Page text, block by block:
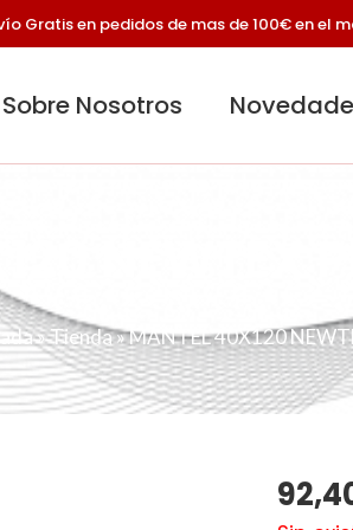
Gratis en pedidos de mas de 100€ en el
Sobre Nosotros
NEWTEX
»Tienda»MANTEL 40X120